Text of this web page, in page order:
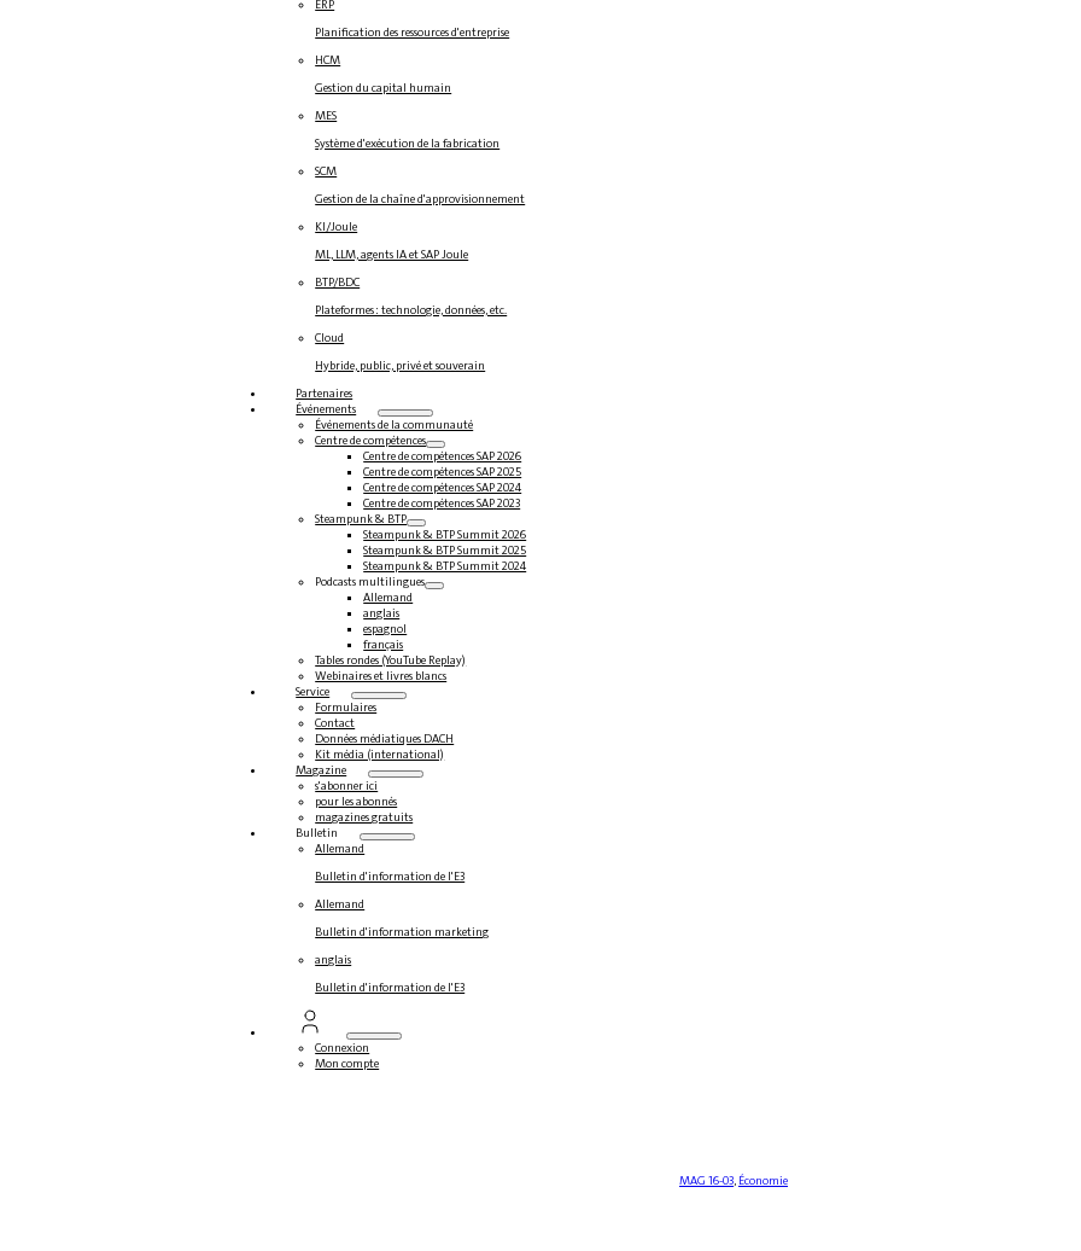
ERP
Planification des ressources d'entreprise
HCM
Gestion du capital humain
MES
Système d'exécution de la fabrication
SCM
Gestion de la chaîne d'approvisionnement
KI/Joule
ML, LLM, agents IA et SAP Joule
BTP/BDC
Plateformes : technologie, données, etc.
Cloud
Hybride, public, privé et souverain
Partenaires
Événements
Événements de la communauté
Centre de compétences
Centre de compétences SAP 2026
Centre de compétences SAP 2025
Centre de compétences SAP 2024
Centre de compétences SAP 2023
Steampunk & BTP
Steampunk & BTP Summit 2026
Steampunk & BTP Summit 2025
Steampunk & BTP Summit 2024
Podcasts multilingues
Allemand
anglais
espagnol
français
Tables rondes (YouTube Replay)
Webinaires et livres blancs
Service
Formulaires
Contact
Données médiatiques DACH
Kit média (international)
Magazine
s'abonner ici
pour les abonnés
magazines gratuits
Bulletin
Allemand
Bulletin d'information de l'E3
Allemand
Bulletin d'information marketing
anglais
Bulletin d'information de l'E3
Connexion
Mon compte
MAG 16-03, Économie